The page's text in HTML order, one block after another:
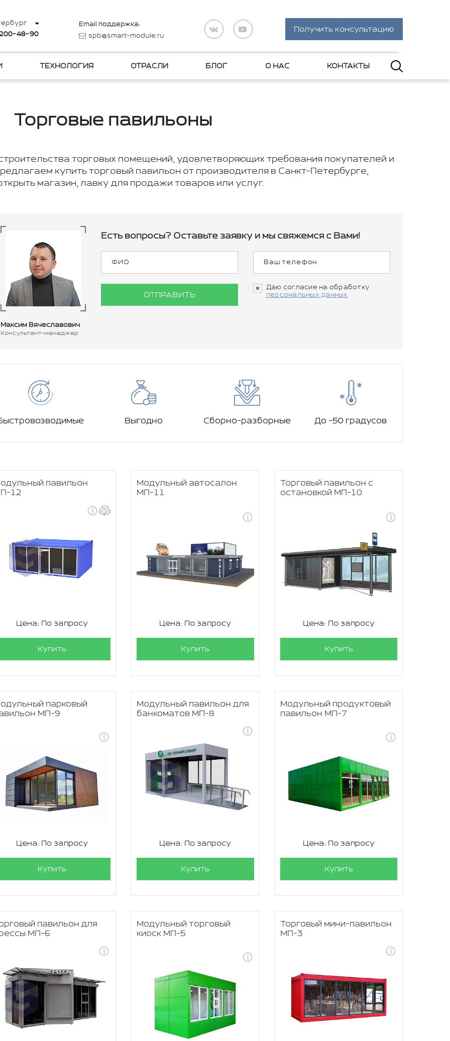
48-90
Email поддержка:
spb@smart-module.ru
Получить консультацию
ТЕХНОЛОГИЯ ОТРАСЛИ БЛОГ О НАС КОНТАКТЫ
Торговые павильоны
торговых помещений, удовлетворяющих требования покупателей и
купить торговый павильон от производителя в Санкт-Петербурге,
магазин, лавку для продажи товаров или услуг.
Максим Вячеславович
Консультант-менеджер
Есть вопросы? Оставьте заявку и мы свяжемся с Вами!
ОТПРАВИТЬ
Даю согласие на обработку
персональных данных
Выгодно Сборно-разборные До -50 градусов
павильон
12
Цена: По запросу
Купить
Модульный автосалон
МП-11
Цена: По запросу
Купить
Торговый павильон с
остановкой МП-10
Цена: По запросу
Купить
парковый
МП-9
Цена: По запросу
Купить
Модульный павильон для
банкоматов МП-8
Цена: По запросу
Купить
Модульный продуктовый
павильон МП-7
Цена: По запросу
Купить
павильон для
МП-6
Модульный торговый
киоск МП-5
Торговый мини-павильон
МП-3